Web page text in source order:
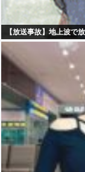
【放送事故】地上波で